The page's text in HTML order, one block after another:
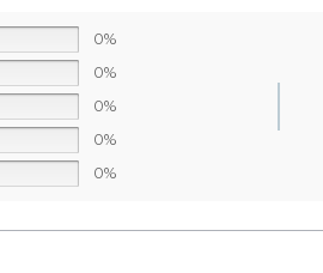
0%
0%
0%
0%
0%